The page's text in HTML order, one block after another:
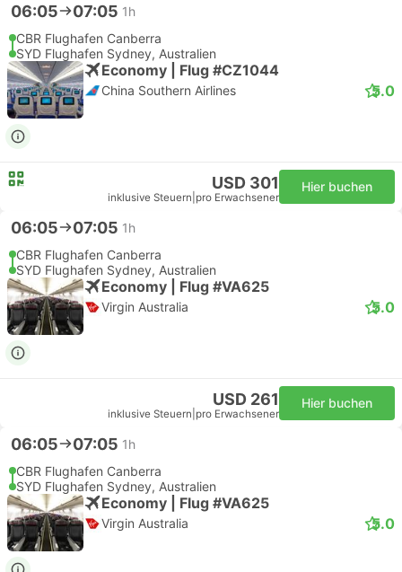
06:05 07:05 1h
CBR Flughafen Canberra
SYD Flughafen Sydney, Australien
Economy | Flug #CZ1044
China Southern Airlines 5.0
USD 301
inklusive Steuern pro Erwachsener
Hier buchen
06:05 07:05 1h
CBR Flughafen Canberra
SYD Flughafen Sydney, Australien
Economy | Flug #VA625
Virgin Australia 5.0
USD 261
inklusive Steuern pro Erwachsener
Hier buchen
06:05 07:05 1h
CBR Flughafen Canberra
SYD Flughafen Sydney, Australien
Economy | Flug #VA625
Virgin Australia 5.0